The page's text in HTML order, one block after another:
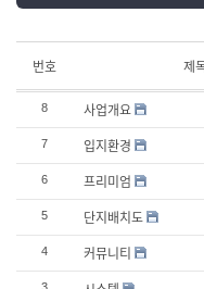
번호 제
8 사업개요
7 입지환경
6 프리미엄
5 단지배치도
4 커뮤니티